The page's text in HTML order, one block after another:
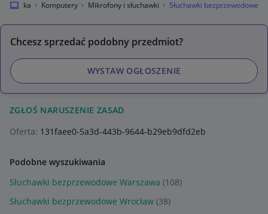
Komputery Mikrofony i słuchawki Słuchawki bezprzewodowe
Chcesz sprzedać podobny przedmiot?
WYSTAW OGŁOSZENIE
ZGŁOŚ NARUSZENIE ZASAD
Oferta: 131faee0-5a3d-443b-9644-b29eb9dfd2eb
Podobne wyszukiwania
Słuchawki bezprzewodowe Warszawa (108)
Słuchawki bezprzewodowe Wrocław (38)